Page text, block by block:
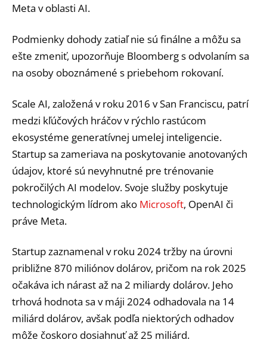
Meta v oblasti AI.
Podmienky dohody zatiaľ nie sú finálne a môžu sa
ešte zmeniť, upozorňuje Bloomberg s odvolaním sa
na osoby oboznámené s priebehom rokovaní.
Scale AI, založená v roku 2016 v San Franciscu, patrí
medzi kľúčových hráčov v rýchlo rastúcom
ekosystéme generatívnej umelej inteligencie.
Startup sa zameriava na poskytovanie anotovaných
údajov, ktoré sú nevyhnutné pre trénovanie
pokročilých AI modelov. Svoje služby poskytuje
technologickým lídrom ako Microsoft, OpenAI či
práve Meta.
Startup zaznamenal v roku 2024 tržby na úrovni
približne 870 miliónov dolárov, pričom na rok 2025
očakáva ich nárast až na 2 miliardy dolárov. Jeho
trhová hodnota sa v máji 2024 odhadovala na 14
miliárd dolárov, avšak podľa niektorých odhadov
môže čoskoro dosiahnuť až 25 miliárd.